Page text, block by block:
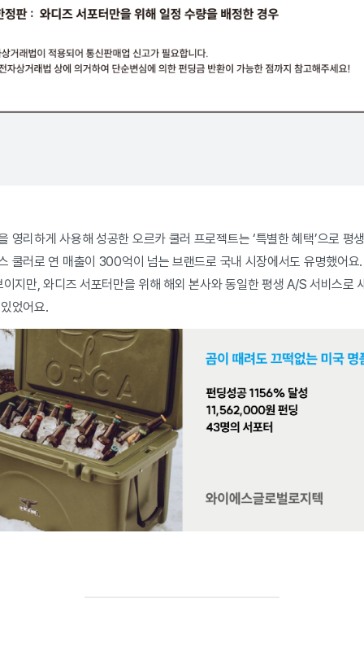
영리하게 사용해 성공한 오르카 쿨러 프로젝트는 ‘특별한 혜택’으로 평
쿨러로 연 매출이 300억이 넘는 브랜드로 국내 시장에서도 유명했어
지만, 와디즈 서포터만을 위해 해외 본사와 동일한 평생 A/S 서비스로
었어요.